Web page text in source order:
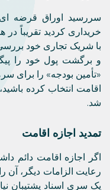
سررسید اوراق قرضه
خریداری کردید تقریباً در
با شریک تجاری خود
و برگشت پول خود را
«تأمین بودجه» را برای
اقامت انتخاب کرده
شد.
تمدید اجازه اقامت
اگر اجازه اقامت دائم
رعایت الزامات دیگر، آن
یک سری اسناد پشتیبان